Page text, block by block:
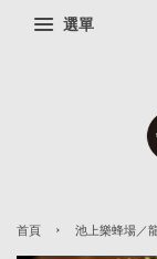
選單
首頁 › 池上樂蜂場／